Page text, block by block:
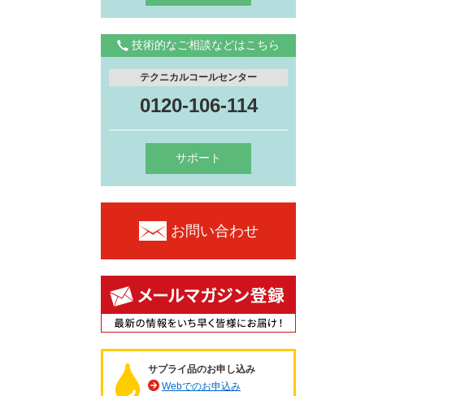
技術的なご相談などはこちら
テクニカルコールセンター
0120-106-114
サポート
お問い合わせ
サプライ品のお申し込み
Webでのお申込み